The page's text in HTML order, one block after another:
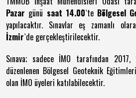
Pazar günü saat 14.00`te Bölgesel
yapılacaktır. Sınavlar eş zamanlı
İzmir`de gerçekleştirilecektir.
Sınava; sadece İMO tarafından
düzenlenen Bölgesel Geoteknik
olan İMO üyeleri katılabilecektir.